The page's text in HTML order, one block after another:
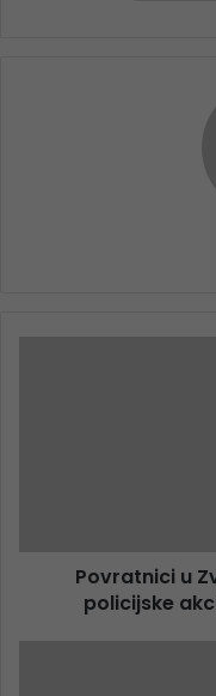
Povratnici u
policijske